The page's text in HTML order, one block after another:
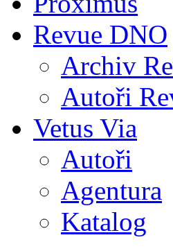
Revue DNO
Archiv
Autoři
Vetus Via
Autoři
Agentura
Katalog